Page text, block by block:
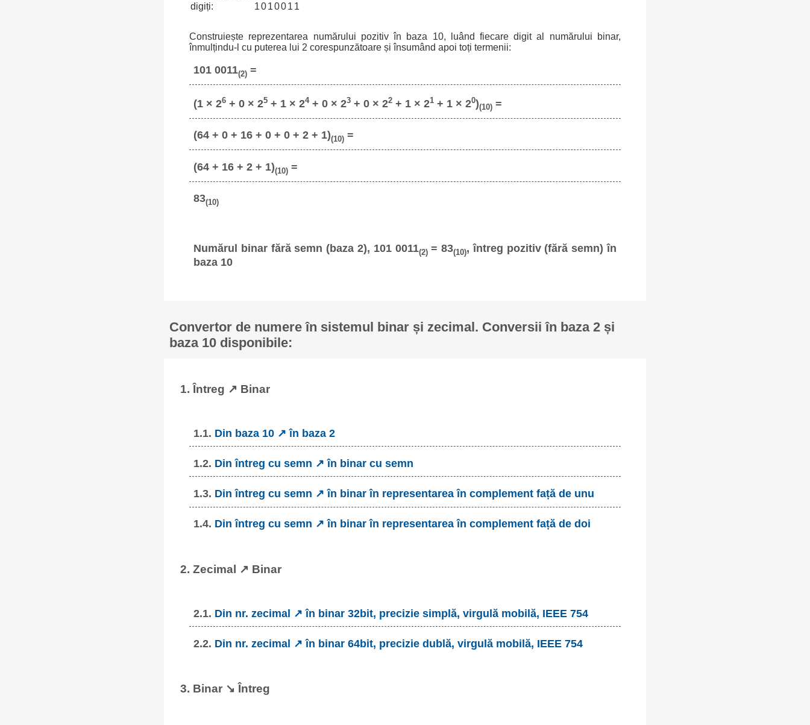
digiți:
101001 1
Construiește reprezentarea numărului pozitiv în baza 10, luând fiecare digit al numărului binar,
înmulțindu-l cu puterea lui 2 corespunzătoare și însumând apoi toți termenii:
101 0011(2) =
(1 × 26 + 0 × 25 + 1 × 24+ 0 × 23 + 0 × 22 + 1 × 21 + 1 × 20)(10) =
(64 + 0 + 16 + 0 + 0 + 2 + 1)(10) =
(64 + 16 + 2 + 1)(10) =
83(10)
Numărul binar fără semn (baza 2), 101 0011(2)= 83(10), întreg pozitiv (fără semn) în
baza 10
Convertor de numere în sistemul binar și zecimal. Conversii în baza 2 și
baza 10 disponibile:
1. Întreg ↗ Binar
1.1. Din baza 10 ↗ în baza 2
1.2. Din întreg cu semn ↗ în binar cu semn
1.3. Din întreg cu semn ↗ în binar în representarea în complement față de unu
1.4. Din întreg cu semn ↗ în binar în representarea în complement față de doi
2. Zecimal ↗ Binar
2.1. Din nr. zecimal ↗ în binar 32bit, precizie simplă, virgulă mobilă, IEEE 754
2.2. Din nr. zecimal ↗ în binar 64bit, precizie dublă, virgulă mobilă, IEEE 754
3. Binar ↘ Întreg